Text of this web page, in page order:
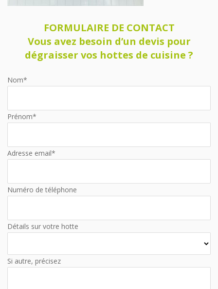
FORMULAIRE DE CONTACT
Vous avez besoin d’un devis pour
dégraisser vos hottes de cuisine ?
Nom*
Prénom*
Adresse email*
Numéro de téléphone
Détails sur votre hotte
Si autre, précisez